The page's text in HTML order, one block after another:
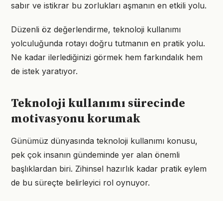
sabır ve istikrar bu zorlukları aşmanın en etkili yolu.
Düzenli öz değerlendirme, teknoloji kullanımı
yolculuğunda rotayı doğru tutmanın en pratik yolu.
Ne kadar ilerlediğinizi görmek hem farkındalık hem
de istek yaratıyor.
Teknoloji kullanımı sürecinde
motivasyonu korumak
Günümüz dünyasında teknoloji kullanımı konusu,
pek çok insanın gündeminde yer alan önemli
başlıklardan biri. Zihinsel hazırlık kadar pratik eylem
de bu süreçte belirleyici rol oynuyor.